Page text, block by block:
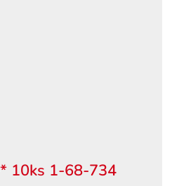
10ks 1-68-734